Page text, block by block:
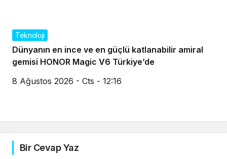
Teknoloji
Dünyanın en ince ve en güçlü katlanabilir amiral
gemisi HONOR Magic V6 Türkiye’de
8 Ağustos 2026 - Cts - 12:16
Bir Cevap Yaz